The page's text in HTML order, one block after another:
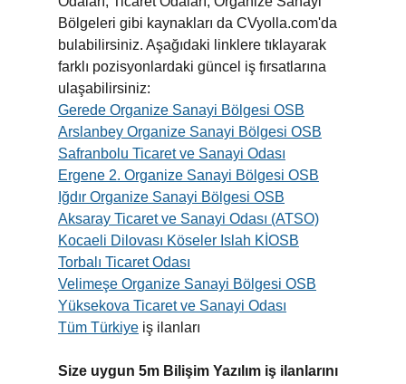
Bölgeleri gibi kaynakları da CVyolla.com'da
bulabilirsiniz. Aşağıdaki linklere tıklayarak
farklı pozisyonlardaki güncel iş fırsatlarına
ulaşabilirsiniz:
Gerede Organize Sanayi Bölgesi OSB
Arslanbey Organize Sanayi Bölgesi OSB
Safranbolu Ticaret ve Sanayi Odası
Ergene 2. Organize Sanayi Bölgesi OSB
Iğdır Organize Sanayi Bölgesi OSB
Aksaray Ticaret ve Sanayi Odası (ATSO)
Kocaeli Dilovası Köseler Islah KİOSB
Torbalı Ticaret Odası
Velimeşe Organize Sanayi Bölgesi OSB
Yüksekova Ticaret ve Sanayi Odası
Tüm Türkiye iş ilanları
Size uygun 5m Bilişim Yazılım iş ilanlarını